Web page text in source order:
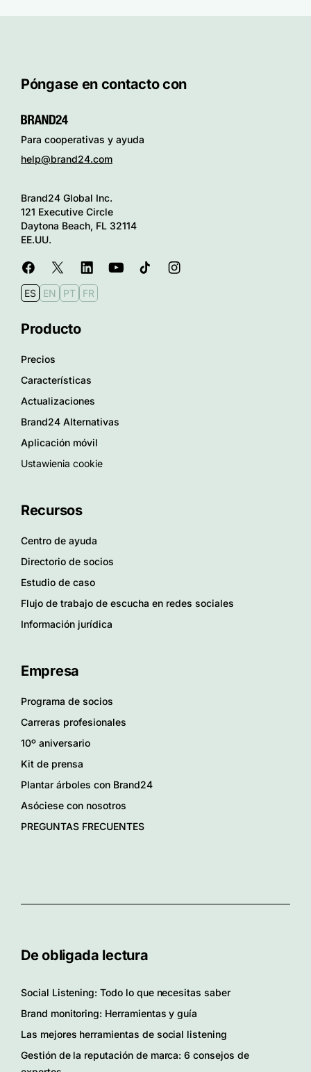
Póngase en contacto con
Para cooperativas y ayuda
help@brand24.com
Brand24 Global Inc.
121 Executive Circle
Daytona Beach, FL 32114
EE.UU.
ES EN PT FR
Producto
Precios
Características
Actualizaciones
Brand24 Alternativas
Aplicación móvil
Ustawienia cookie
Recursos
Centro de ayuda
Directorio de socios
Estudio de caso
Flujo de trabajo de escucha en redes sociales
Información jurídica
Empresa
Programa de socios
Carreras profesionales
10º aniversario
Kit de prensa
Plantar árboles con Brand24
Asóciese con nosotros
PREGUNTAS FRECUENTES
De obligada lectura
Social Listening: Todo lo que necesitas saber
Brand monitoring: Herramientas y guía
Las mejores herramientas de social listening
Gestión de la reputación de marca: 6 consejos de